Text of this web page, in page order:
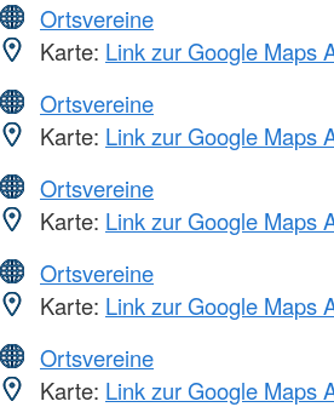
Ortsvereine
Karte: Link zur Google Maps
Ortsvereine
Karte: Link zur Google Maps
Ortsvereine
Karte: Link zur Google Maps
Ortsvereine
Karte: Link zur Google Maps
Ortsvereine
Karte: Link zur Google Maps